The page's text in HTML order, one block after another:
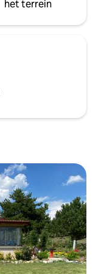
het terrein